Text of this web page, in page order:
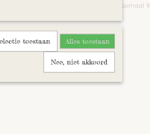
pasgeboren en jonge baby's tot maximaal 9
(BCIA)
EN 13209-2:2006
toestaan Alles toestaan
Nee, niet akkoord